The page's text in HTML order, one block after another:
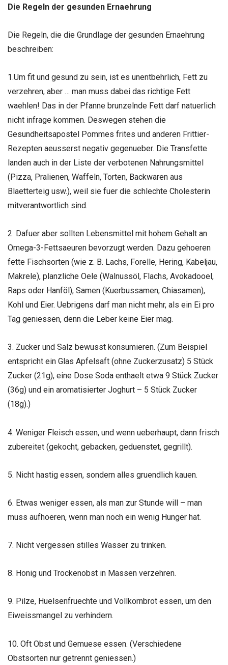
Die Regeln der gesunden Ernaehrung
Die Regeln, die die Grundlage der gesunden Ernaehrung
beschreiben:
1.Um fit und gesund zu sein, ist es unentbehrlich, Fett zu
verzehren, aber … man muss dabei das richtige Fett
waehlen! Das in der Pfanne brunzelnde Fett darf natuerlich
nicht infrage kommen. Deswegen stehen die
Gesundheitsapostel Pommes frites und anderen Frittier-
Rezepten aeusserst negativ gegenueber. Die Transfette
landen auch in der Liste der verbotenen Nahrungsmittel
(Pizza, Pralienen, Waffeln, Torten, Backwaren aus
Blaetterteig usw.), weil sie fuer die schlechte Cholesterin
mitverantwortlich sind.
2. Dafuer aber sollten Lebensmittel mit hohem Gehalt an
Omega-3-Fettsaeuren bevorzugt werden. Dazu gehoeren
fette Fischsorten (wie z. B. Lachs, Forelle, Hering, Kabeljau,
Makrele), planzliche Oele (Walnussöl, Flachs, Avokadooel,
Raps oder Hanföl), Samen (Kuerbussamen, Chiasamen),
Kohl und Eier. Uebrigens darf man nicht mehr, als ein Ei pro
Tag geniessen, denn die Leber keine Eier mag.
3. Zucker und Salz bewusst konsumieren. (Zum Beispiel
entspricht ein Glas Apfelsaft (ohne Zuckerzusatz) 5 Stück
Zucker (21g), eine Dose Soda enthaelt etwa 9 Stück Zucker
(36g) und ein aromatisierter Joghurt – 5 Stück Zucker
(18g).)
4. Weniger Fleisch essen, und wenn ueberhaupt, dann frisch
zubereitet (gekocht, gebacken, geduenstet, gegrillt).
5. Nicht hastig essen, sondern alles gruendlich kauen.
6. Etwas weniger essen, als man zur Stunde will – man
muss aufhoeren, wenn man noch ein wenig Hunger hat.
7. Nicht vergessen stilles Wasser zu trinken.
8. Honig und Trockenobst in Massen verzehren.
9. Pilze, Huelsenfruechte und Vollkornbrot essen, um den
Eiweissmangel zu verhindern.
10. Oft Obst und Gemuese essen. (Verschiedene
Obstsorten nur getrennt geniessen.)